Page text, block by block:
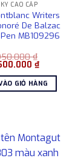
CAO CẤP
Writers
De Balzac
MB109296
₫
₫.
₫Giá
tại
là:
GIỎ HÀNG